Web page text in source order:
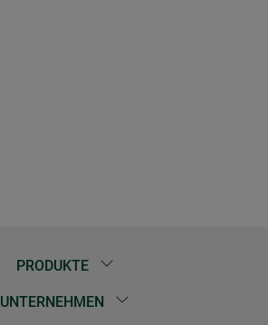
PRODUKTE
UNTERNEHMEN